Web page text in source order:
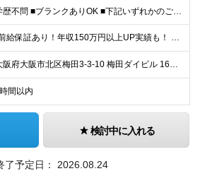
■学歴不問 ■ブランクありOK ■下記いずれかのご経験または資格をお持ちの方 ・サーバー、ネットワーク、クラウドいずれかの設計・構築経験 ・AWS、Azure、GCPなどのクラウド環境での実務経験 ・
★前給保証あり！年収150万円以上UP実績も！ ★年収800万円以上も可能 ★賞与やインセンティブ、各種手当あり ----------------------- ■上流・レビュー・提案参画クラスの方
■大阪府大阪市北区梅田3-3-10 梅田ダイビル 16階 JR「大阪駅」（JR各線）徒歩約5分／阪急・阪神「大阪梅田駅」（阪急各線・阪神本線）徒歩約8分 ■大阪府大阪市北区芝田2-7-18 LUCI
間以内
検討中に入れる
了予定日： 2026.08.24